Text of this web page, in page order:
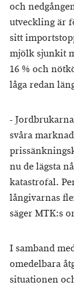
och
utveckling är
sitt
mjölk sjunkit
16 % och
låga redan
-
svåra
nu de lägsta
katastrofal.
långivarnas
säger MTK:s
I samband
omedelbara
situationen